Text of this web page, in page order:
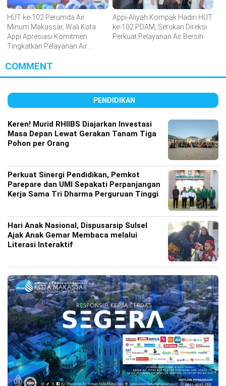
HUT ke-102 Perumda Air
Minum Makassar, Wali Kota
Appi Apresiasi Komitmen
Tingkatkan Pelayanan Air
Appi-Aliyah Kompak Hadiri HUT
ke-102 PDAM, Serukan Direksi
Perkuat Pelayanan Air Bersih
COMMENT
PENDIDIKAN
Keren! Murid RHIIBS Diajarkan Investasi
Masa Depan Lewat Gerakan Tanam Tiga
Pohon per Orang
Perkuat Sinergi Pendidikan, Pemkot
Parepare dan UMI Sepakati Perpanjangan
Kerja Sama Tri Dharma Perguruan Tinggi
Hari Anak Nasional, Dispusarsip Sulsel
Ajak Anak Gemar Membaca melalui
Literasi Interaktif